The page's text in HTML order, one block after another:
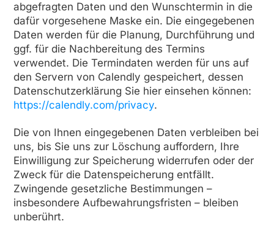
abgefragten Daten und den Wunschtermin in die
dafür vorgesehene Maske ein. Die eingegebenen
Daten werden für die Planung, Durchführung und
ggf. für die Nachbereitung des Termins
verwendet. Die Termindaten werden für uns auf
den Servern von Calendly gespeichert, dessen
Datenschutzerklärung Sie hier einsehen können:
https://calendly.com/privacy.
Die von Ihnen eingegebenen Daten verbleiben bei
uns, bis Sie uns zur Löschung auffordern, Ihre
Einwilligung zur Speicherung widerrufen oder der
Zweck für die Datenspeicherung entfällt.
Zwingende gesetzliche Bestimmungen –
insbesondere Aufbewahrungsfristen – bleiben
unberührt.